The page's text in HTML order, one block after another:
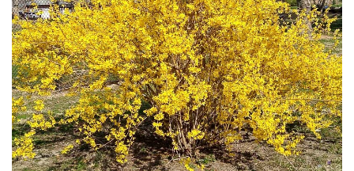
Новини
Де купити
Оплата та доставка
Гарантії
Контакти